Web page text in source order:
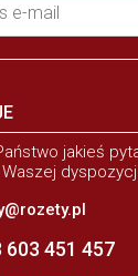
e-mail
jakieś
603 451 457